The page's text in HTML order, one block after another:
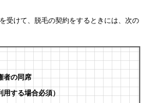
受けて、脱毛の契約をするときには、次の
者の同席
する場合必須）